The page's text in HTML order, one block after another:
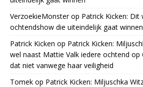
VerzoekieMonsterop Patrick Kicken: Dit
ochtendshow die uiteindelijk gaat winnen
Patrick Kicken op Patrick Kicken:
wel naast Mattie Valk iedere ochtend
dat niet vanwege haar veiligheid
Tomek op Patrick Kicken: Miljuschka